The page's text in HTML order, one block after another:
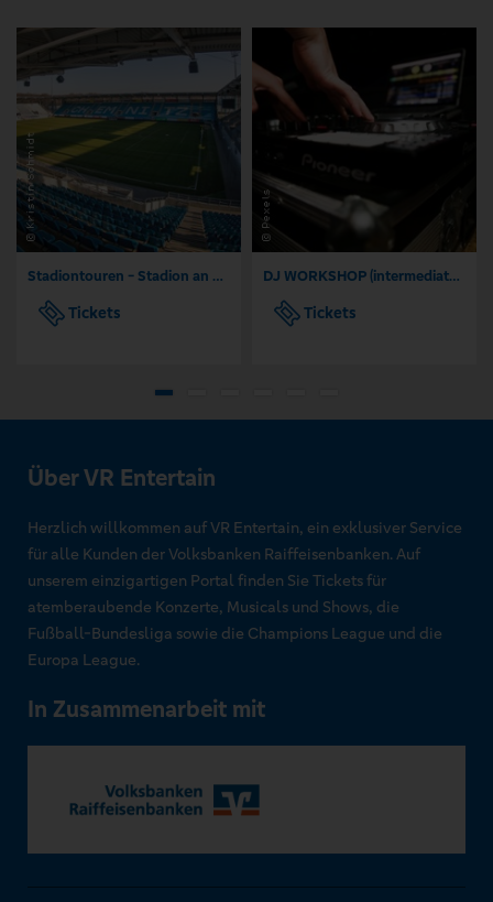
Stadiontouren - Stadion an der Gellertstraße Chemnitz
Tickets
DJ WORKSHOP (intermediate) | DNA. Art House
Tickets
Über VR Entertain
Herzlich willkommen auf VR Entertain, ein exklusiver Service
für alle Kunden der Volksbanken Raiffeisenbanken. Auf
unserem einzigartigen Portal finden Sie Tickets für
atemberaubende Konzerte, Musicals und Shows, die
Fußball-Bundesliga sowie die Champions League und die
Europa League.
In Zusammenarbeit mit